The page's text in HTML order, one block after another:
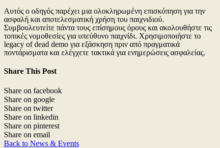
Αυτός ο οδηγός παρέχει μια ολοκληρωμένη επισκόπηση για την
ασφαλή και αποτελεσματική χρήση του παιχνιδιού.
Συμβουλευτείτε πάντα τους επίσημους όρους και ακολουθήστε τις
τοπικές νομοθεσίες για υπεύθυνο παιχνίδι. Χρησιμοποιήστε το
legacy of dead demo για εξάσκηση πριν από πραγματικά
ποντάρισματα και ελέγχετε τακτικά για ενημερώσεις ασφαλείας.
Share This Post
Share on facebook
Share on google
Share on twitter
Share on linkedin
Share on pinterest
Share on email
Back to News & Events